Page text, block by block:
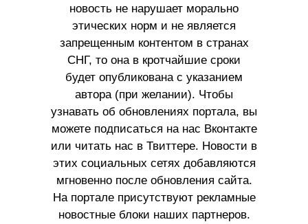
новость не нарушает морально
этических норм и не является
запрещенным контентом в странах
СНГ, то она в кротчайшие сроки
будет опубликована с указанием
автора (при желании). Чтобы
узнавать об обновлениях портала, вы
можете подписаться на нас Вконтакте
или читать нас в Твиттере. Новости в
этих социальных сетях добавляются
мгновенно после обновления сайта.
На портале присутствуют рекламные
новостные блоки наших партнеров.